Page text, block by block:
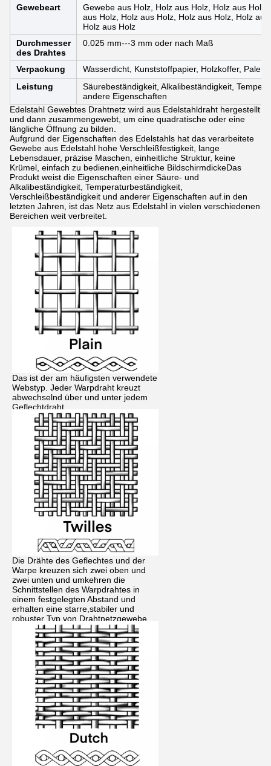
Gewebeart
Gewebe aus Holz, Holz aus Holz, Holz aus Holz,
aus Holz, Holz aus Holz, Holz aus Holz, Holz aus
Holz aus Holz
Durchmesser
des Drahtes
0.025 mm---3 mm oder nach Maß
Verpackung
Wasserdicht, Kunststoffpapier, Holzkoffer, Palette
Leistung
Säurebeständigkeit, Alkalibeständigkeit,
andere Eigenschaften
Edelstahl Gewebtes Drahtnetz wird aus Edelstahldraht hergestellt
und dann zusammengewebt, um eine quadratische oder eine
längliche Öffnung zu bilden.
Aufgrund der Eigenschaften des Edelstahls hat das verarbeitete
Gewebe aus Edelstahl hohe Verschleißfestigkeit, lange
Lebensdauer, präzise Maschen, einheitliche Struktur, keine
Krümel, einfach zu bedienen,einheitliche BildschirmdickeDas
Produkt weist die Eigenschaften einer Säure- und
Alkalibeständigkeit, Temperaturbeständigkeit,
Verschleißbeständigkeit und anderer Eigenschaften auf.in den
letzten Jahren, ist das Netz aus Edelstahl in vielen verschiedenen
Bereichen weit verbreitet.
Das ist der am häufigsten verwendete
Webstyp. Jeder Warpdraht kreuzt
abwechselnd über und unter jedem
Geflechtdraht.
Die Drähte des Geflechtes und der
Warpe kreuzen sich zwei oben und
zwei unten und umkehren die
Schnittstellen des Warpdrahtes in
einem festgelegten Abstand und
erhalten eine starre,stabiler und
robuster Typ von Drahtnetzgewebe